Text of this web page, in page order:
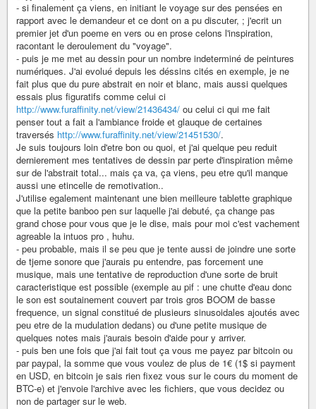
- si finalement ça viens, en initiant le voyage sur des pensées en
rapport avec le demandeur et ce dont on a pu discuter, ; j'ecrit un
premier jet d'un poeme en vers ou en prose celons l'inspiration,
racontant le deroulement du "voyage".
- puis je me met au dessin pour un nombre indeterminé de peintures
numériques. J'ai evolué depuis les déssins cités en exemple, je ne
fait plus que du pure abstrait en noir et blanc, mais aussi quelques
essais plus figuratifs comme celui ci
http://www.furaffinity.net/view/21436434/ ou celui ci qui me fait
penser tout a fait a l'ambiance froide et glauque de certaines
traversés http://www.furaffinity.net/view/21451530/.
Je suis toujours loin d'etre bon ou quoi, et j'ai quelque peu reduit
dernierement mes tentatives de dessin par perte d'inspiration même
sur de l'abstrait total... mais ça va, ça viens, peu etre qu'il manque
aussi une etincelle de remotivation..
J'utilise egalement maintenant une bien meilleure tablette graphique
que la petite banboo pen sur laquelle j'ai debuté, ça change pas
grand chose pour vous que je le dise, mais pour moi c'est vachement
agreable la intuos pro , huhu.
- peu probable, mais il se peu que je tente aussi de joindre une sorte
de tjeme sonore que j'aurais pu entendre, pas forcement une
musique, mais une tentative de reproduction d'une sorte de bruit
caracteristique est possible (exemple au pif : une chutte d'eau donc
le son est soutainement couvert par trois gros BOOM de basse
frequence, un signal constitué de plusieurs sinusoidales ajoutés avec
peu etre de la mudulation dedans) ou d'une petite musique de
quelques notes mais j'aurais besoin d'aide pour y arriver.
- puis ben une fois que j'ai fait tout ça vous me payez par bitcoin ou
par paypal, la somme que vous voulez de plus de 1€ (1$ si payment
en USD, en bitcoin je sais rien fixez vous sur le cours du moment de
BTC-e) et j'envoie l'archive avec les fichiers, que vous decidez ou
non de partager sur le web.